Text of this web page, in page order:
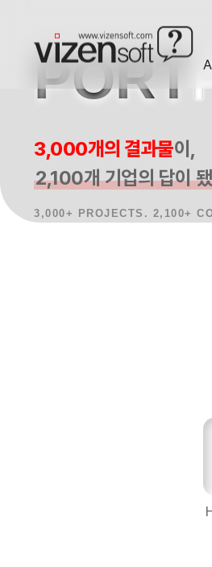
홈페이지제작 사례, 반응형웹, AI 프로젝
PORT
3,000개의 결과물이,
2,100개 기업의 답이
3,000+ PROJECTS. 2,100+